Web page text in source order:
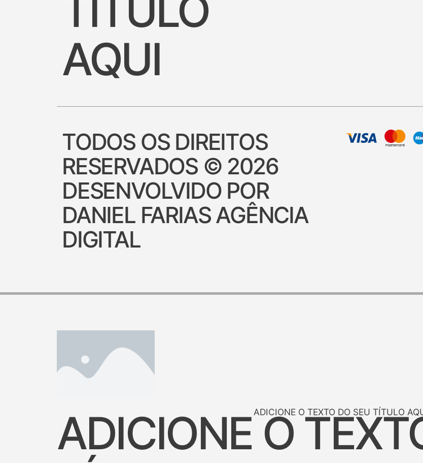
TÍTULO
AQUI
TODOS OS DIREITOS
RESERVADOS © 2026
DESENVOLVIDO POR
DANIEL FARIAS AGÊNCIA
DIGITAL
ADICIONE O TEXTO DO SEU TÍTULO
ADICIONE O